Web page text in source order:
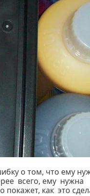
о том, что ему
всего, ему нужна
покажет, как это